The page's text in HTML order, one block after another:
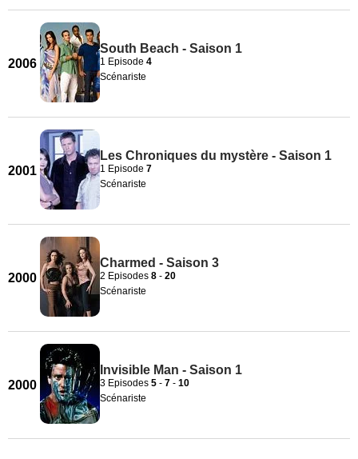
2006
South Beach - Saison 1
1 Episode 4
Scénariste
2001
Les Chroniques du mystère - Saison 1
1 Episode 7
Scénariste
2000
Charmed - Saison 3
2 Episodes 8 - 20
Scénariste
2000
Invisible Man - Saison 1
3 Episodes 5 - 7 - 10
Scénariste